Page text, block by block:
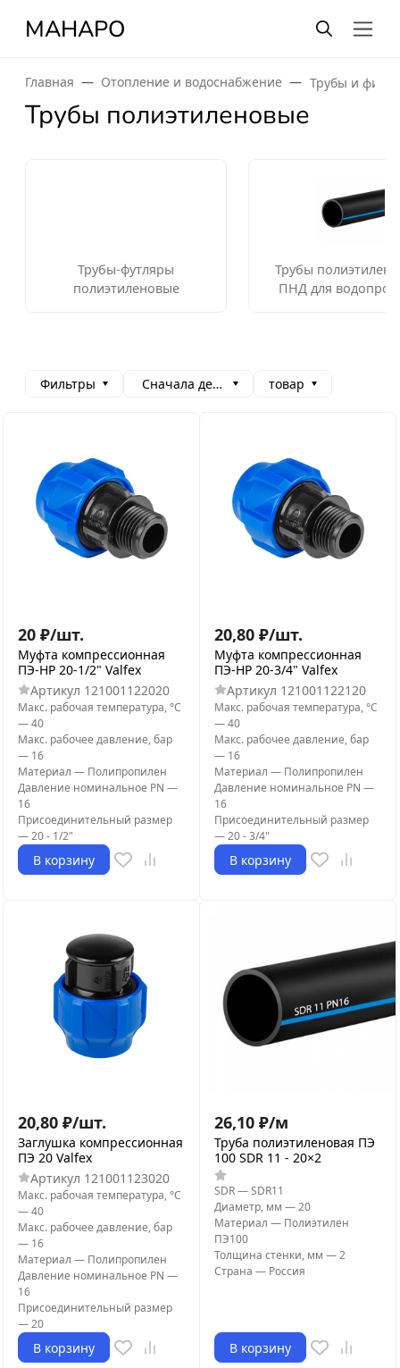
МАНАРО
Главная Отопление и водоснабжение Трубы и
Трубы полиэтиленовые
Трубы-футляры
полиэтиленовые
Трубы
ПНД для
Фильтры Сначала дешевые товар
20 ₽/шт.
Муфта компрессионная
ПЭ-НР 20-1/2" Valfex
Артикул 121001122020
Макс. рабочая температура, °С
—40
Макс. рабочее давление, бар
— 16
Материал — Полипропилен
Давление номинальное PN —
16
Присоединительный размер
—20 - 1/2"
В корзину
20,80 ₽/шт.
Муфта компрессионная
ПЭ-НР 20-3/4" Valfex
Артикул 121001122120
Макс. рабочая температура, °С
—40
Макс. рабочее давление, бар
— 16
Материал — Полипропилен
Давление номинальное PN —
16
Присоединительный размер
—20 - 3/4"
В корзину
20,80 ₽/шт.
Заглушка компрессионная
ПЭ 20 Valfex
Артикул 121001123020
Макс. рабочая температура, °С
—40
Макс. рабочее давление, бар
— 16
Материал — Полипропилен
Давление номинальное PN —
16
Присоединительный размер
—20
В корзину
26,10 ₽/м
Труба полиэтиленовая ПЭ
100 SDR 11 - 20×2
SDR—SDR11
Диаметр, мм —20
Материал — Полиэтилен
ПЭ100
Толщина стенки, мм —2
Страна — Россия
В корзину